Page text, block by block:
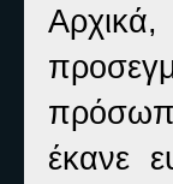
έκανε